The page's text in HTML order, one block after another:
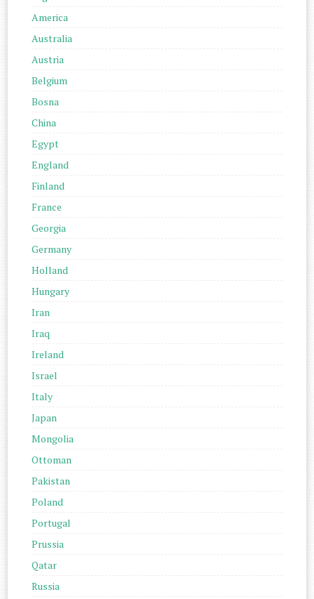
America
Australia
Austria
Belgium
Bosna
China
Egypt
England
Finland
France
Georgia
Germany
Holland
Hungary
Iran
Iraq
Ireland
Israel
Italy
Japan
Mongolia
Ottoman
Pakistan
Poland
Portugal
Prussia
Qatar
Russia